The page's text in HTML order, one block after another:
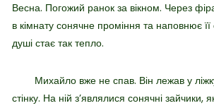
Весна. Погожий ранок за вікном. Через
в кімнату сонячне проміння та наповнює її
душі стає так тепло.
Михайло вже не спав. Він лежав у
стінку. На ній з’являлися сонячні зайчики,